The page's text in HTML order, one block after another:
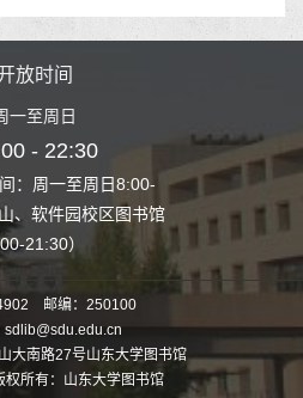
放时间
一至周日
- 22:30
：周一至周日8:00-
、软件园校区图书馆
21:30）
人工服务时间
22:00（兴隆山
邮编：250100
sdlib@sdu.edu.cn
大南路27号山东大学图书馆
所有：山东大学图书馆